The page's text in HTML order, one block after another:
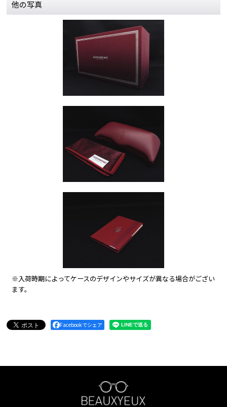
他の写真
※入荷時期によってケースのデザインやサイズが異なる場合がござい
ます。
Facebookでシェア